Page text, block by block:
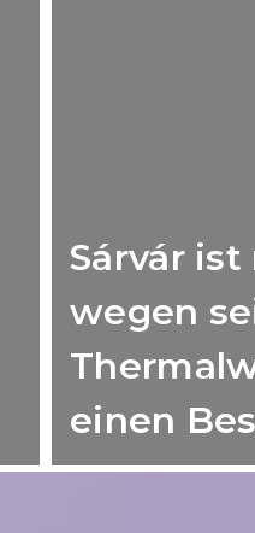
Sárvár
wegen
einen